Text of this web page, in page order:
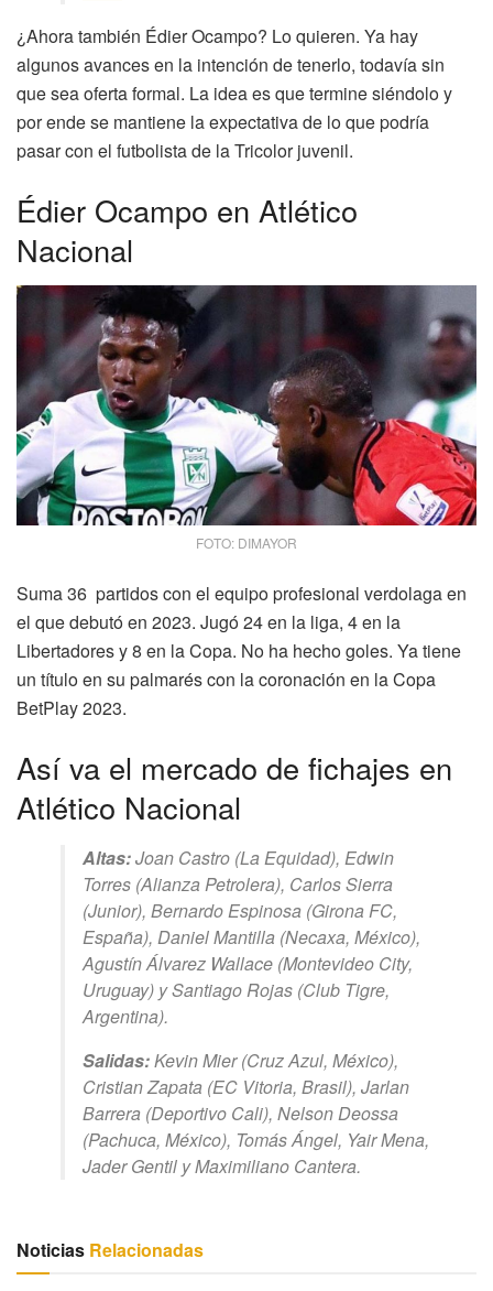
¿Ahora también Édier Ocampo? Lo quieren. Ya hay
algunos avances en la intención de tenerlo, todavía sin
que sea oferta formal. La idea es que termine siéndolo y
por ende se mantiene la expectativa de lo que podría
pasar con el futbolista de la Tricolor juvenil.
Édier Ocampo en Atlético
Nacional
FOTO: DIMAYOR
Suma 36 partidos con el equipo profesional verdolaga en
el que debutó en 2023. Jugó 24 en la liga, 4 en la
Libertadores y 8 en la Copa. No ha hecho goles. Ya tiene
un título en su palmarés con la coronación en la Copa
BetPlay 2023.
Así va el mercado de fichajes en
Atlético Nacional
Altas:Joan Castro (La Equidad), Edwin
Torres (Alianza Petrolera), Carlos Sierra
(Junior), Bernardo Espinosa (Girona FC,
España), Daniel Mantilla (Necaxa, México),
Agustín Álvarez Wallace (Montevideo City,
Uruguay) y Santiago Rojas (Club Tigre,
Argentina).
Salidas:Kevin Mier (Cruz Azul, México),
Cristian Zapata (EC Vitoria, Brasil), Jarlan
Barrera (Deportivo Cali), Nelson Deossa
(Pachuca, México), Tomás Ángel, Yair Mena,
Jader Gentil y Maximiliano Cantera.
Noticias Relacionadas